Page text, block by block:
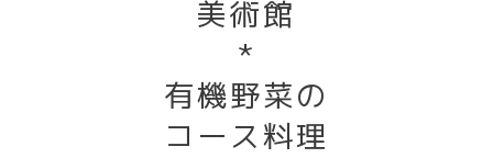
美術館
*
有機野菜の
コース料理